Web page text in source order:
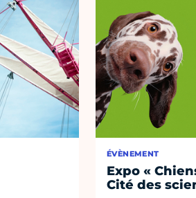
ÉVÈNEMENT
Expo «
Cité des